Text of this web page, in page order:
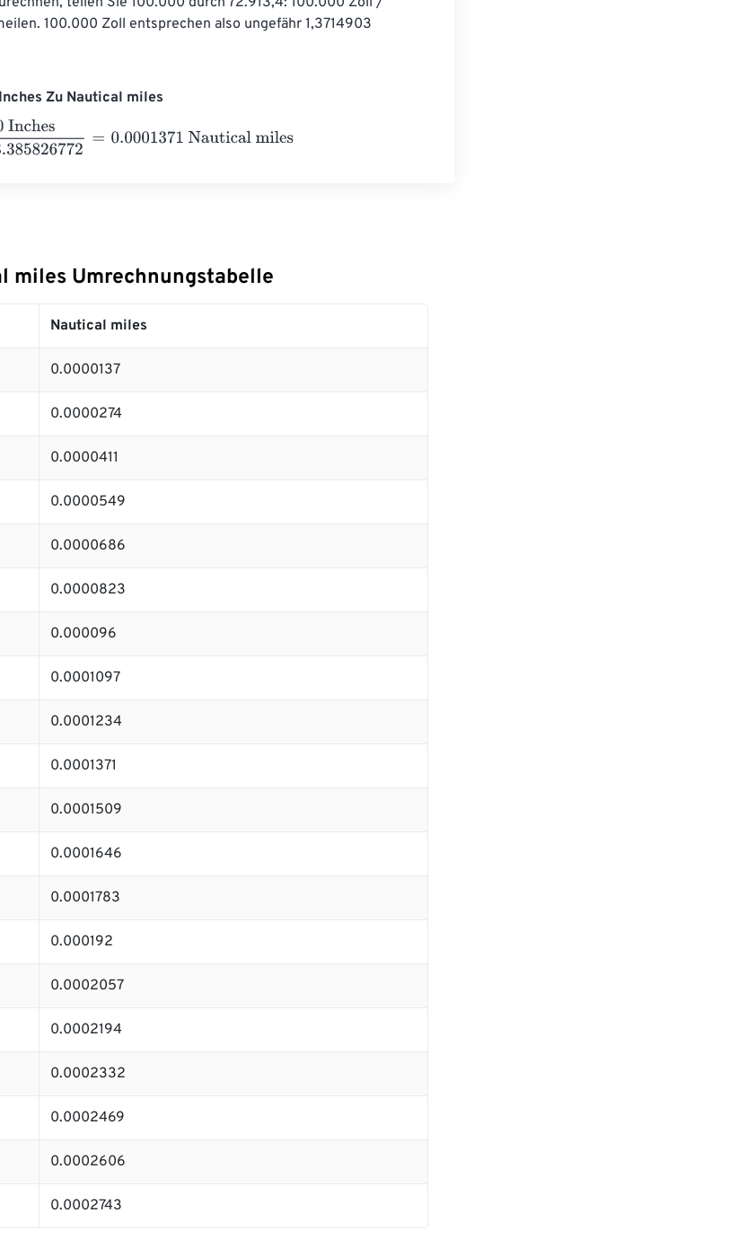
100.000 Zoll entsprechen also ungefähr 1,3714903
Zu Nautical miles
=0.0001371 Nautical miles
miles Umrechnungstabelle
Nautical miles
0.0000137
0.0000274
0.0000411
0.0000549
0.0000686
0.0000823
0.000096
0.0001097
0.0001234
0.0001371
0.0001509
0.0001646
0.0001783
0.000192
0.0002057
0.0002194
0.0002332
0.0002469
0.0002606
0.0002743